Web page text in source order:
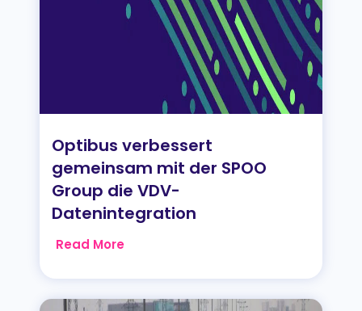
Optibus verbessert
gemeinsam mit der SPOO
Group die VDV-
Datenintegration
Read More